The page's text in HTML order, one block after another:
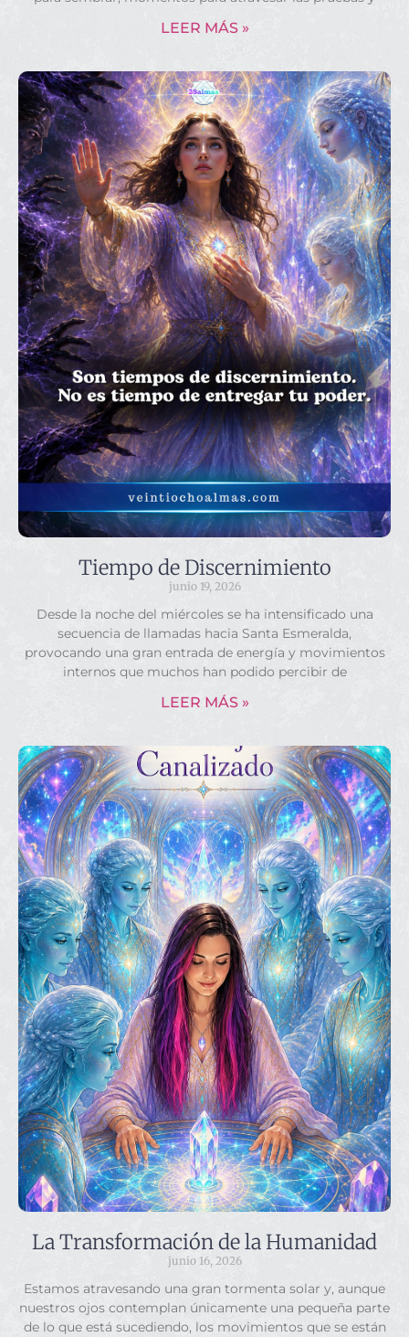
LEER MÁS »
Tiempo de Discernimiento
junio 19, 2026
Desde la noche del miércoles se ha intensificado una
secuencia de llamadas hacia Santa Esmeralda,
provocando una gran entrada de energía y movimientos
internos que muchos han podido percibir de
LEER MÁS »
La Transformación de la Humanidad
junio 16, 2026
Estamos atravesando una gran tormenta solar y, aunque
nuestros ojos contemplan únicamente una pequeña parte
de lo que está sucediendo, los movimientos que se están